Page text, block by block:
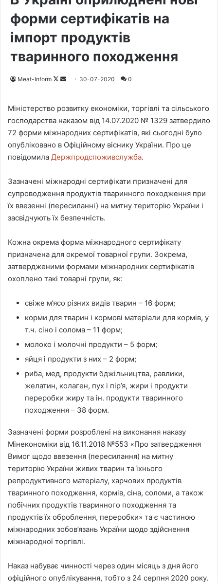
форми сертифікатів на
імпорт продуктів
тваринного походження
Meat-Inform
F
o
w
o
n
d
a
n
e
m
i
l
30-07-2020 0
Міністерство розвитку економіки, торгівлі та сільського
господарства наказом від 14.07.2020 № 1329 затвердило
72 форми міжнародних сертифікатів, які сьогодні було
опубліковано в Офіційному віснику України. Про це
повідомила Держпродспоживслужба.
Зазначені міжнародні сертифікати призначені для
супроводження продуктів тваринного походження при
їх ввезенні (пересиланні) на митну територію України і
засвідчують їх безпечність.
Кожна окрема форма міжнародного сертифікату
призначена для окремої товарної групи. Зокрема,
затвердженими формами міжнародних сертифікатів
охоплено такі товарні групи, як:
свіже м’ясо різних видів тварин – 16 форм;
корми для тварин і кормові матеріали для кормів, у
т.ч. сіно і солома – 11 форм;
молоко і молочні продукти – 5 форм;
яйця і продукти з них – 2 форм;
риба, мед, продукти бджільництва, равлики,
желатин, колаген, пух і пір’я, жири і продукти
переробки жиру та ін. продукти тваринного
походження – 38 форм.
Зазначені форми розроблені на виконання наказу
Мінекономіки від 16.11.2018 №553 «Про затвердження
Вимог щодо ввезення (пересилання) на митну
територію України живих тварин та їхнього
репродуктивного матеріалу, харчових продуктів
тваринного походження, кормів, сіна, соломи, а також
побічних продуктів тваринного походження та
продуктів їх оброблення, переробки» та є частиною
міжнародних зобов’язань України щодо здійснення
міжнародної торгівлі.
Наказ набуває чинності через один місяць з дня його
офіційного опублікування, тобто з 24 серпня 2020 року.